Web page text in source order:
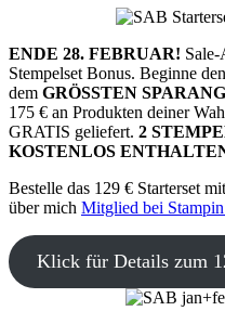
ENDE 28. FEBRUAR!
Stempelset Bonus. Beginne
dem GRÖSSTEN
175 € an Produkten deiner
GRATIS geliefert. 2
KOSTENLOS
Bestelle das 129 € Starterset
über mich Mitglied bei
Klick für Details zum